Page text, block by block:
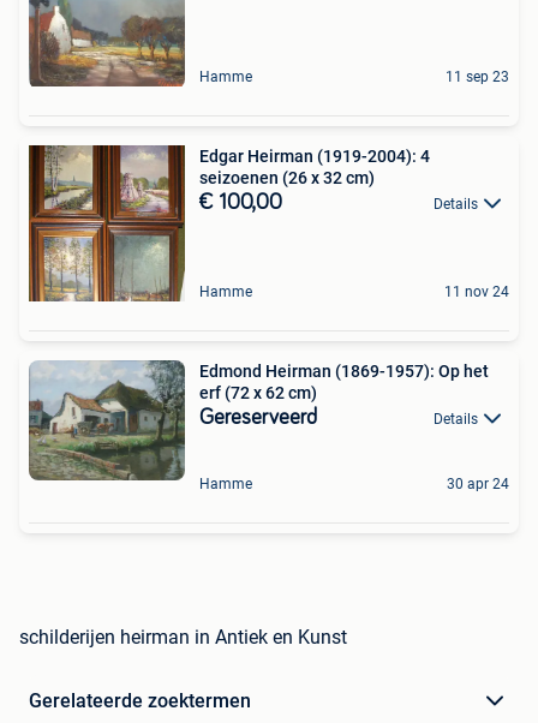
Hamme 11 sep 23
Edgar Heirman (1919-2004): 4
seizoenen (26 x 32 cm)
€ 100,00 Details
Hamme 11 nov 24
Edmond Heirman (1869-1957): Op het
erf (72 x 62 cm)
Gereserveerd Details
Hamme 30 apr 24
schilderijen heirman in Antiek en Kunst
Gerelateerde zoektermen